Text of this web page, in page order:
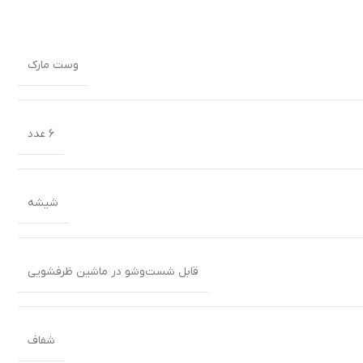
وست مارک
۶ عدد
شیشه
قابل شست‌وشو در ماشین ظرفشویی
شفاف